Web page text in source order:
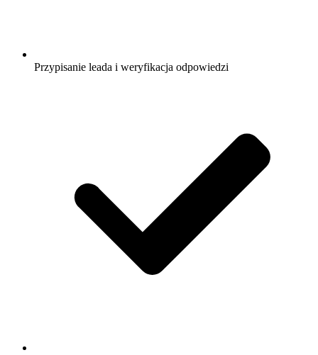
Przypisanie leada i weryfikacja odpowiedzi